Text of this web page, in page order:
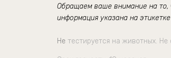
Обращаем ваше внимание на то,
информация указана на
Не тестируется на животных. Не